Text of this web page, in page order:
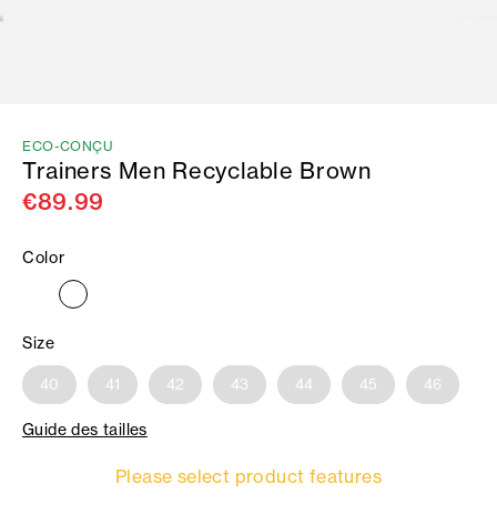
ECO-CONÇU
Trainers Men Recyclable Brown
€89.99
Color
Size
40 41 42 43 44 45 46
Guide des tailles
Please select product features